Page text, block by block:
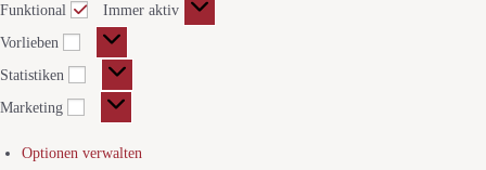
Funktional
Immer aktiv
Vorlieben
Statistiken
Marketing
Optionen verwalten